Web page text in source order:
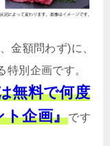
金額問わず)に、
別企画です。
無料で何度
ト企画』です